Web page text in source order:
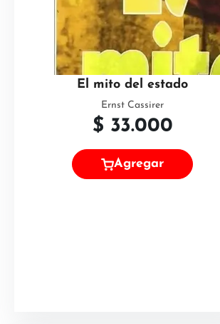
El mito del estado
Ernst Cassirer
$ 33.000
Agregar